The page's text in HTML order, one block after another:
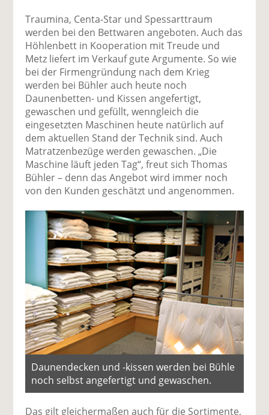
Traumina, Centa-Star und Spessarttraum
werden bei den Bettwaren angeboten. Auch das
Höhlenbett in Kooperation mit Treude und
Metz liefert im Verkauf gute Argumente. So wie
bei der Firmengründung nach dem Krieg
werden bei Bühler auch heute noch
Daunenbetten- und Kissen angefertigt,
gewaschen und gefüllt, wenngleich die
eingesetzten Maschinen heute natürlich auf
dem aktuellen Stand der Technik sind. Auch
Matratzenbezüge werden gewaschen. „Die
Maschine läuft jeden Tag“, freut sich Thomas
Bühler – denn das Angebot wird immer noch
von den Kunden geschätzt und angenommen.
Daunendecken und -kissen werden bei Bühle
noch selbst angefertigt und gewaschen.
Das gilt gleichermaßen auch für die Sortimente,